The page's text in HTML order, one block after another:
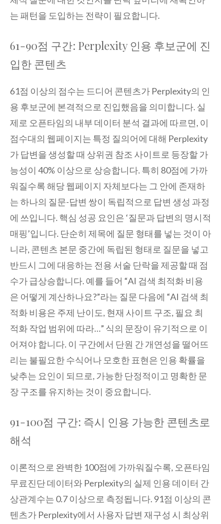
는 패턴을 도입하는 전략이 필요합니다.
61-90점 구간: Perplexity 인용 후보군에 진
입한 콘텐츠
61점 이상의 점수는 드디어 콘텐츠가 Perplexity의 인
용 후보군에 본격적으로 진입했음을 의미합니다. 실
제로 오픈타임의 내부 데이터 분석 결과에 따르면, 이
점수대의 웹페이지는 특정 질의어에 대해 Perplexity
가 답변을 생성할 때 상위권 참조 사이트로 등장할 가
능성이 40% 이상으로 상승합니다. 특히 80점에 가까
워질수록 해당 웹페이지 자체보다는 그 안에 존재하
는 하나의 질문-답변 쌍이 독립적으로 답변 생성 과정
에 쓰입니다. 핵심 성공 요인은 ‘질문과 답변의 명시적
매핑’입니다. 단순히 제목에 질문 형태를 넣는 것이 아
니라, 콘텐츠 본문 중간에 독립된 형태로 질문을 넣고
반드시 그에 대응하는 전용 서술 단락을 제공할 때 점
수가 급상승합니다. 예를 들어 “AI 검색 최적화 비용
은 어떻게 계산하나요?”라는 질문 다음에 “AI 검색 최
적화 비용은 주제 난이도, 현재 사이트 구조, 필요 최
적화 작업 범위에 따라…” 식의 문장이 유기적으로 이
어져야 합니다. 이 구간에서 단원 간 개연성을 떨어뜨
리는 불필요한 수식어나 모호한 표현은 인용 확률을
낮추는 요인이 되므로, 가능한 단정적이고 명확한 문
장 구조를 유지하는 것이 중요합니다.
91-100점 구간: 즉시 인용 가능한 콘텐츠로
해석
이론적으로 완벽한 100점에 가까워질수록, 오픈타임
무료진단 데이터와 Perplexity의 실제 인용 데이터 간
상관계수는 0.7 이상으로 측정됩니다. 91점 이상의 콘
텐츠가 Perplexity에서 사용자 답변 재구성 시 최상위